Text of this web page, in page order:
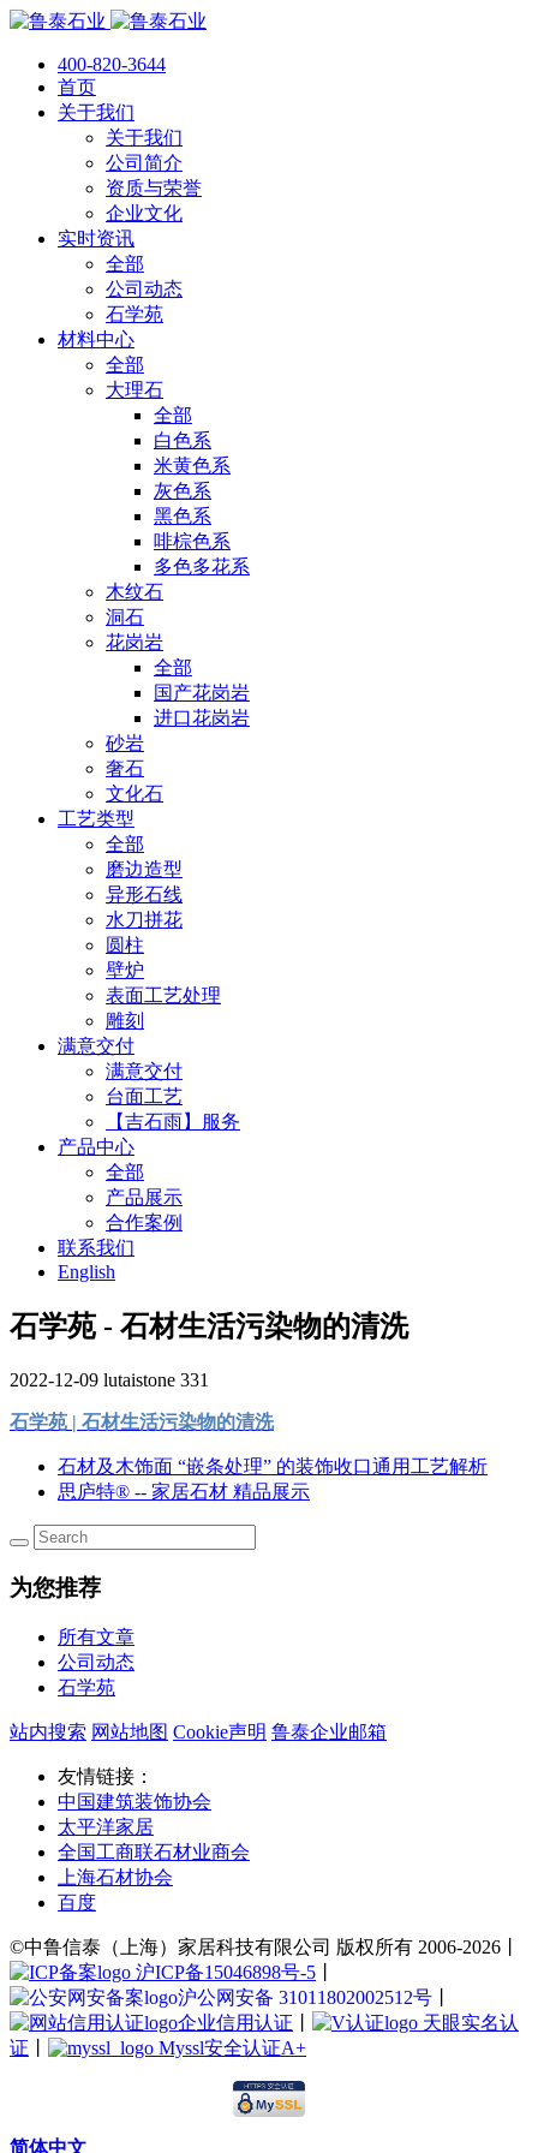
400-820-3644
首页
关于我们
关于我们
公司简介
资质与荣誉
企业文化
实时资讯
全部
公司动态
石学苑
材料中心
全部
大理石
全部
白色系
米黄色系
灰色系
黑色系
啡棕色系
多色多花系
木纹石
洞石
花岗岩
全部
国产花岗岩
进口花岗岩
砂岩
奢石
文化石
工艺类型
全部
磨边造型
异形石线
水刀拼花
圆柱
壁炉
表面工艺处理
雕刻
满意交付
满意交付
台面工艺
【吉石雨】服务
产品中心
全部
产品展示
合作案例
联系我们
English
石学苑 - 石材生活污染物的清洗
2022-12-09 lutaistone 331
石学苑 | 石材生活污染物的清洗
石材及木饰面 “嵌条处理” 的装饰收口通用工艺解析
思庐特® -- 家居石材 精品展示
为您推荐
所有文章
公司动态
石学苑
站内搜索 网站地图 Cookie声明 鲁泰企业邮箱
友情链接：
中国建筑装饰协会
太平洋家居
全国工商联石材业商会
上海石材协会
百度
©中鲁信泰（上海）家居科技有限公司 版权所有 2006-2026丨
沪ICP备15046898号-5
沪公网安备 31011802002512号
企业信用认证
天眼实名认
证
Myssl安全认证A+
简体中文